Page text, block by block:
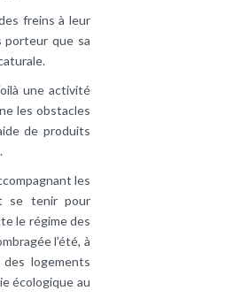
freins à leur
porteur que sa
une activité
les obstacles
de produits
les
se tenir pour
le régime des
l’été, à
logements
écologique au